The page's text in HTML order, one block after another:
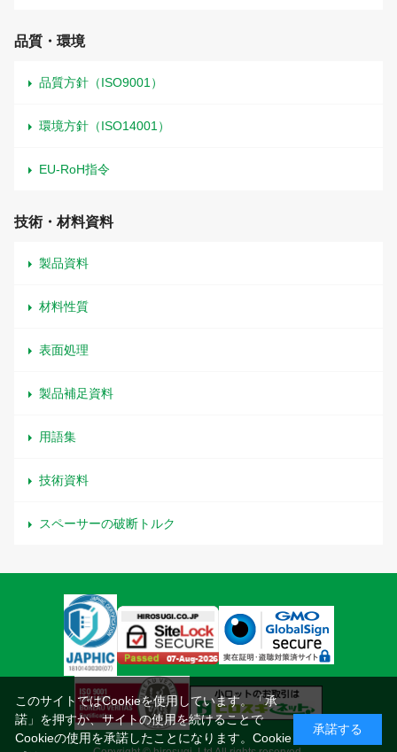
品質・環境
品質方針（ISO9001）
環境方針（ISO14001）
EU-RoH指令
技術・材料資料
製品資料
材料性質
表面処理
製品補足資料
用語集
技術資料
スペーサーの破断トルク
このサイトではCookieを使用しています。「承
諾」を押すか、サイトの使用を続けることで
Cookieの使用を承諾したことになります。 Cookie
承諾する